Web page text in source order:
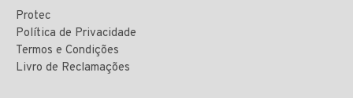
Protec
Política de Privacidade
Termos e Condições
Livro de Reclamações